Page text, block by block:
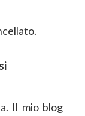
Il mio blog